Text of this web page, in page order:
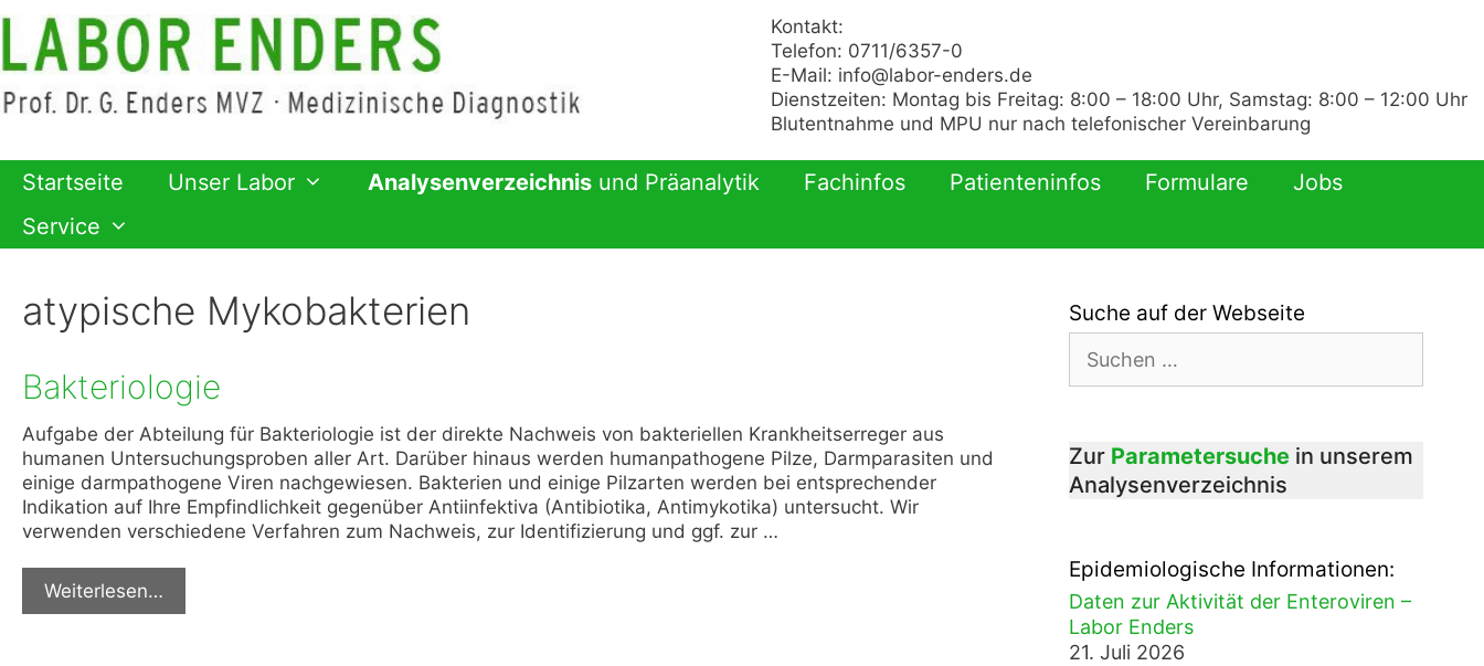
Zum
Inhalt
springen
Kontakt:
Telefon: 0711/6357-0
E-Mail: info@labor-enders.de
Dienstzeiten: Montag bis Freitag: 8:00 – 18:00 Uhr, Samstag: 8:00 – 12:00 Uhr
Blutentnahme und MPU nur nach telefonischer Vereinbarung
Startseite Unser Labor Analysenverzeichnis und Präanalytik Fachinfos Patienteninfos Formulare
Jobs
Service
atypische Mykobakterien
Bakteriologie
Aufgabe der Abteilung für Bakteriologie ist der direkte Nachweis von bakteriellen Krankheitserreger aus
humanen Untersuchungsproben aller Art. Darüber hinaus werden humanpathogene Pilze, Darmparasiten und
einige darmpathogene Viren nachgewiesen. Bakterien und einige Pilzarten werden bei entsprechender
Indikation auf Ihre Empfindlichkeit gegenüber Antiinfektiva (Antibiotika, Antimykotika) untersucht. Wir
verwenden verschiedene Verfahren zum Nachweis, zur Identifizierung und ggf. zur …
Weiterlesen…
Suche auf der Webseite
nach:
Zur Parametersuchein unserem
Analysenverzeichnis
Epidemiologische Informationen:
Daten zur Aktivität der Enteroviren –
Labor Enders
21. Juli 2026